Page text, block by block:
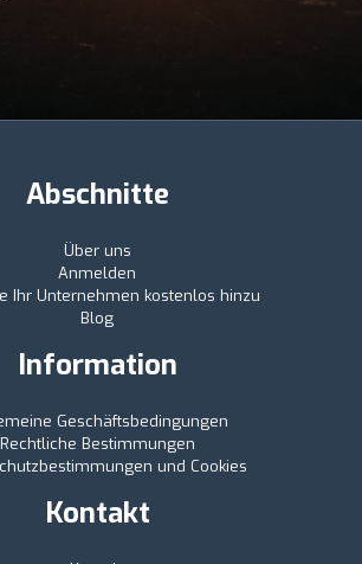
Abschnitte
Über uns
Anmelden
Ihr Unternehmen kostenlos hinzu
Blog
Information
Geschäftsbedingungen
Rechtliche Bestimmungen
und Cookies
Kontakt